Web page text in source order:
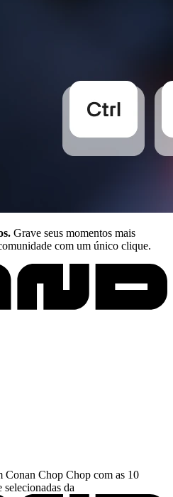
Grave seus momentos mais
com um único clique.
Conan Chop Chop com as 10
da